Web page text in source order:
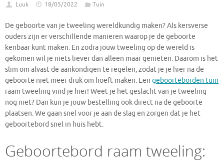
Luuk 18/05/2022 Tuin
De geboorte van je tweeling wereldkundig maken? Als kersverse
ouders zijn er verschillende manieren waarop je de geboorte
kenbaar kunt maken. En zodra jouw tweeling op de wereld is
gekomen wil je niets liever dan alleen maar genieten. Daarom is het
slim om alvast de aankondigen te regelen, zodat je je hier na de
geboorte niet meer druk om hoeft maken. Een geboorteborden tuin
raam tweeling vind je hier! Weet je het geslacht van je tweeling
nog niet? Dan kun je jouw bestelling ook direct na de geboorte
plaatsen. We gaan snel voor je aan de slag en zorgen dat je het
geboortebord snel in huis hebt.
Geboortebord raam tweeling: